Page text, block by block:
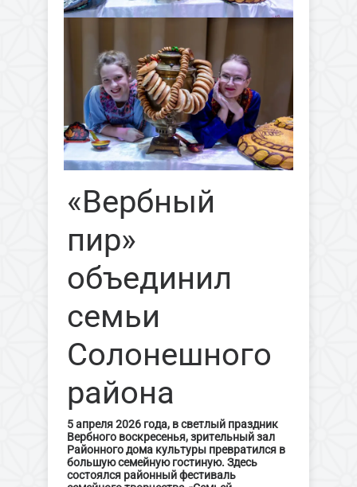
«Вербный
пир»
объединил
семьи
Солонешного
района
5 апреля 2026 года, в светлый праздник
Вербного воскресенья, зрительный зал
Районного дома культуры превратился в
большую семейную гостиную. Здесь
состоялся районный фестиваль